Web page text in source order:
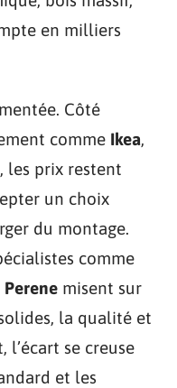
en milliers
Côté
comme Ikea,
, les prix restent
un choix
du montage.
comme
Perene misent sur
la qualité et
l’écart se creuse
et les